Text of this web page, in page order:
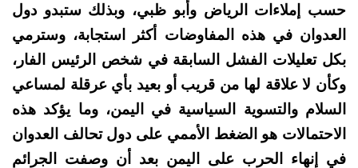
حسب إملاءات الرياض وأبو ظبي، وبذلك ستبدو دول
العدوان في هذه المفاوضات أكثر استجابة، وسترمي
بكل تعليلات الفشل السابقة في شخص الرئيس الفار،
وكأن لا علاقة لها من قريب أو بعيد بأي عرقلة لمساعي
السلام والتسوية السياسية في اليمن، وما يؤكد هذه
الاحتمالات هو الضغط الأممي على دول تحالف العدوان
في إنهاء الحرب على اليمن بعد أن وصفت الجرائم